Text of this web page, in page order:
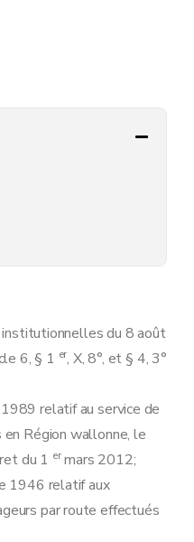
du 8 août
6, § 1 er, X, 8°, et § 4, 3°
relatif au service de
Région wallonne, le
du 1 ermars 2012;
1946 relatif aux
par route effectués